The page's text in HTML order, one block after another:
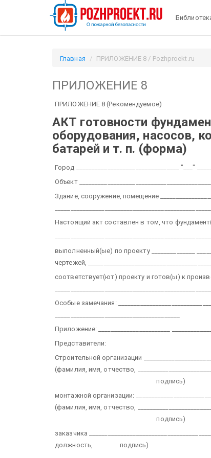
Главная ПРИЛОЖЕНИЕ 8 / Pozhproekt.ru
ПРИЛОЖЕНИЕ 8
ПРИЛОЖЕНИЕ 8 (Рекомендуемое)
АКТ готовности
оборудования, насосов,
батарей и т. п. (форма)
Город _________________________________ "___"
Объект
Здание, сооружение, помещение
Настоящий акт составлен в том, что
выполненный(ые) по проекту ______________
чертежей,
соответствует(ют) проекту и готов(ы) к
Особые замечания:
Приложение: _______________________
Представители:
Строительной организации
(фамилия, имя, отчество,
подпись)
монтажной организации:
(фамилия, имя, отчество,
подпись)
заказчика
должность, подпись)